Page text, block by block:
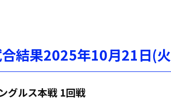
結果2025年10月21日(火
グルス本戦 1回戦